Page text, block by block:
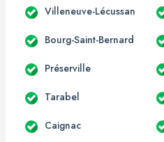
Villeneuve-Lécussan
Bourg-Saint-Bernard
Préserville
Tarabel
Caignac